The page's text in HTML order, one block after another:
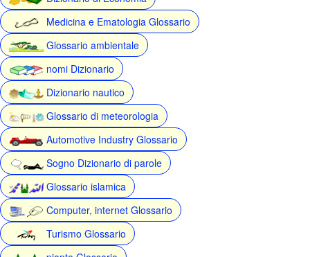
Medicina e Ematologia Glossario
Glossario ambientale
nomi Dizionario
Dizionario nautico
Glossario di meteorologia
Automotive Industry Glossario
Sogno Dizionario di parole
Glossario islamica
Computer, internet Glossario
Turismo Glossario